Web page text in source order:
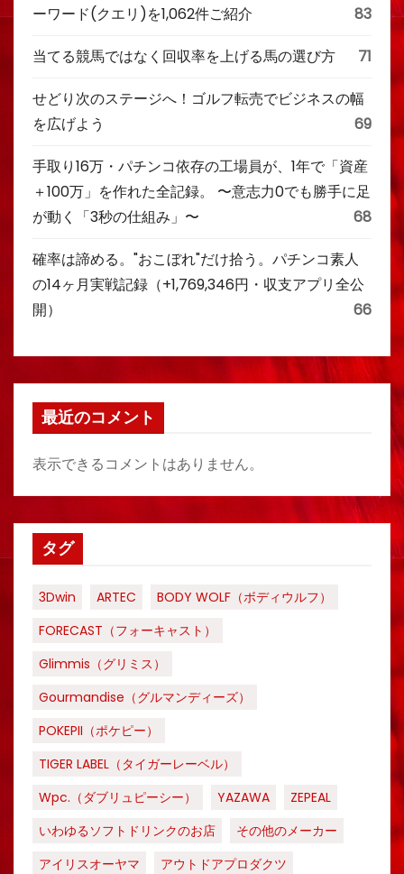
ーワード(クエリ)を1,062件ご紹介
83
当てる競馬ではなく回収率を上げる馬の選び方 71
せどり次のステージへ！ゴルフ転売でビジネスの幅
を広げよう
69
手取り16万・パチンコ依存の工場員が、1年で「資産
＋100万」を作れた全記録。 〜意志力0でも勝手に足
が動く「3秒の仕組み」〜
68
確率は諦める。"おこぼれ"だけ拾う。パチンコ素人
の14ヶ月実戦記録（+1,769,346円・収支アプリ全公
開）
66
最近のコメント
表示できるコメントはありません。
タグ
3Dwin ARTEC
BODY WOLF（ボディウルフ）
FORECAST（フォーキャスト）
Glimmis（グリミス）
Gourmandise（グルマンディーズ）
POKEPII（ポケピー）
TIGER LABEL（タイガーレーベル）
Wpc.（ダブリュピーシー）
YAZAWA
ZEPEAL
いわゆるソフトドリンクのお店
その他のメーカー
アイリスオーヤマ
アウトドアプロダクツ